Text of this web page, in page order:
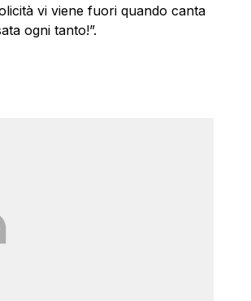
vi viene fuori quando canta
ogni tanto!”.